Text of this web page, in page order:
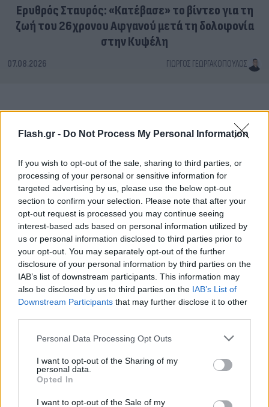
Flash.gr - Do Not Process My Personal Information
If you wish to opt-out of the sale, sharing to third parties, or
processing of your personal or sensitive information for
targeted advertising by us, please use the below opt-out
section to confirm your selection. Please note that after your
opt-out request is processed you may continue seeing
interest-based ads based on personal information utilized by
us or personal information disclosed to third parties prior to
your opt-out. You may separately opt-out of the further
disclosure of your personal information by third parties on the
IAB’s list of downstream participants. This information may
also be disclosed by us to third parties on the IAB’s List of
Downstream Participants that may further disclose it to other
Please note that this website/app uses one or more Google
not limited to your visit or usage behaviour. You may click to
grant or deny consent to Google and its third-party tags to
use your data for below specified purposes in below Google
consent section.
Personal Data Processing Opt Outs
I want to opt-out of the Sharing of my
personal data.
Opted In
I want to opt-out of the Sale of my
Ερυθρός Σταυρός: «Κατέβασε» το βίντεο για τη
ζωή του 26χρονου Αφγανού μετά τη δολοφονία
στην Κυψέλη
07.08.2026 ΓΙΏΡΓΟΣ ΓΕΩΡΓΑΚΌΠΟΥΛΟΣ